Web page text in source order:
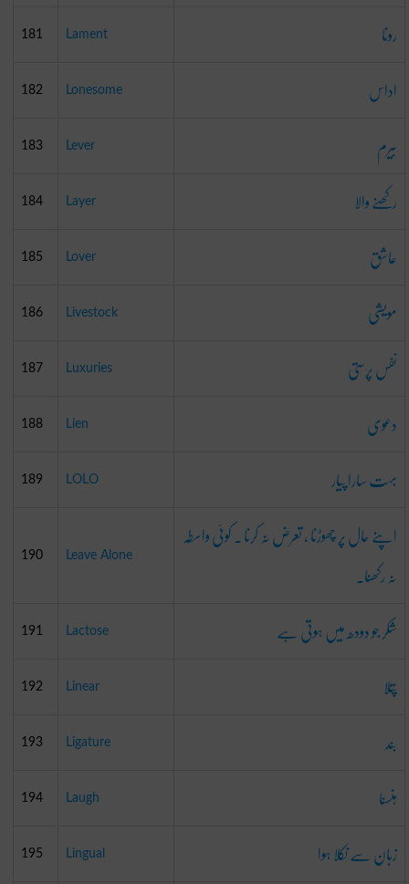
181 Lament رونا
182 Lonesome اداس
183 Lever بیرم
184 Layer رکھنے والا
185 Lover عاشق
186 Livestock مویشی
187 Luxuries نفس پرستی
188 Lien دعوی
189 LOLO بہت سارا پیار
190 Leave Alone
اپنے حال پر چھوڑنا ، تعرض نہ کرنا ۔ کوئی واسطہ
نہ رکھنا۔
191 Lactose شکر جو دودھ میں ہوتی ہے
192 Linear پتلا
193 Ligature بند
194 Laugh ہنسنا
195 Lingual زبان سے نکلا ہوا